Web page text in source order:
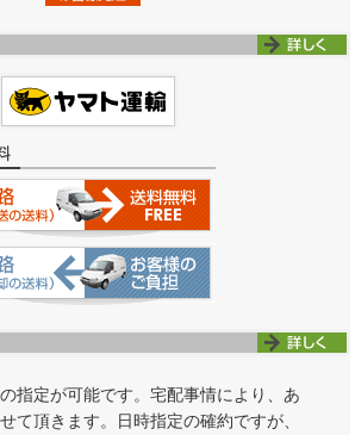
指定が可能です。宅配事情により、あ
て頂きます。日時指定の確約ですが、